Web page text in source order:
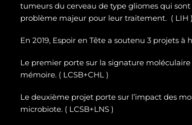
tumeurs du cerveau de type gliomes qui sont
problème majeur pour leur traitement. ( LIH )
En 2019, Espoir en Tête a soutenu 3 projets
Le premier porte sur la signature
mémoire. ( LCSB+CHL )
Le deuxième projet porte sur l’impact des
microbiote. ( LCSB+LNS )